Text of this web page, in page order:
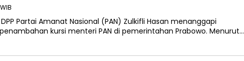
Partai Amanat Nasional (PAN) Zulkifli Hasan menanggapi
kursi menteri PAN di pemerintahan Prabowo. Menurut…